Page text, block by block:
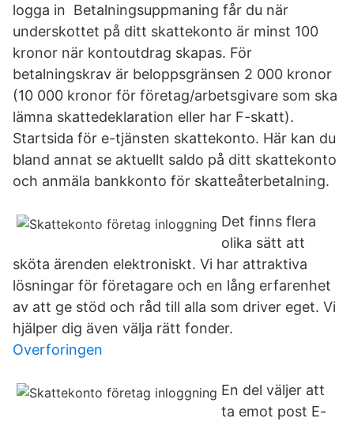
logga in Betalningsuppmaning får du när
underskottet på ditt skattekonto är minst 100
kronor när kontoutdrag skapas. För
betalningskrav är beloppsgränsen 2 000 kronor
(10 000 kronor för företag/arbetsgivare som ska
lämna skattedeklaration eller har F-skatt).
Startsida för e-tjänsten skattekonto. Här kan du
bland annat se aktuellt saldo på ditt skattekonto
och anmäla bankkonto för skatteåterbetalning.
Det finns flera
olika sätt att
sköta ärenden elektroniskt. Vi har attraktiva
lösningar för företagare och en lång erfarenhet
av att ge stöd och råd till alla som driver eget. Vi
hjälper dig även välja rätt fonder.
Overforingen
En del väljer att
ta emot post E-